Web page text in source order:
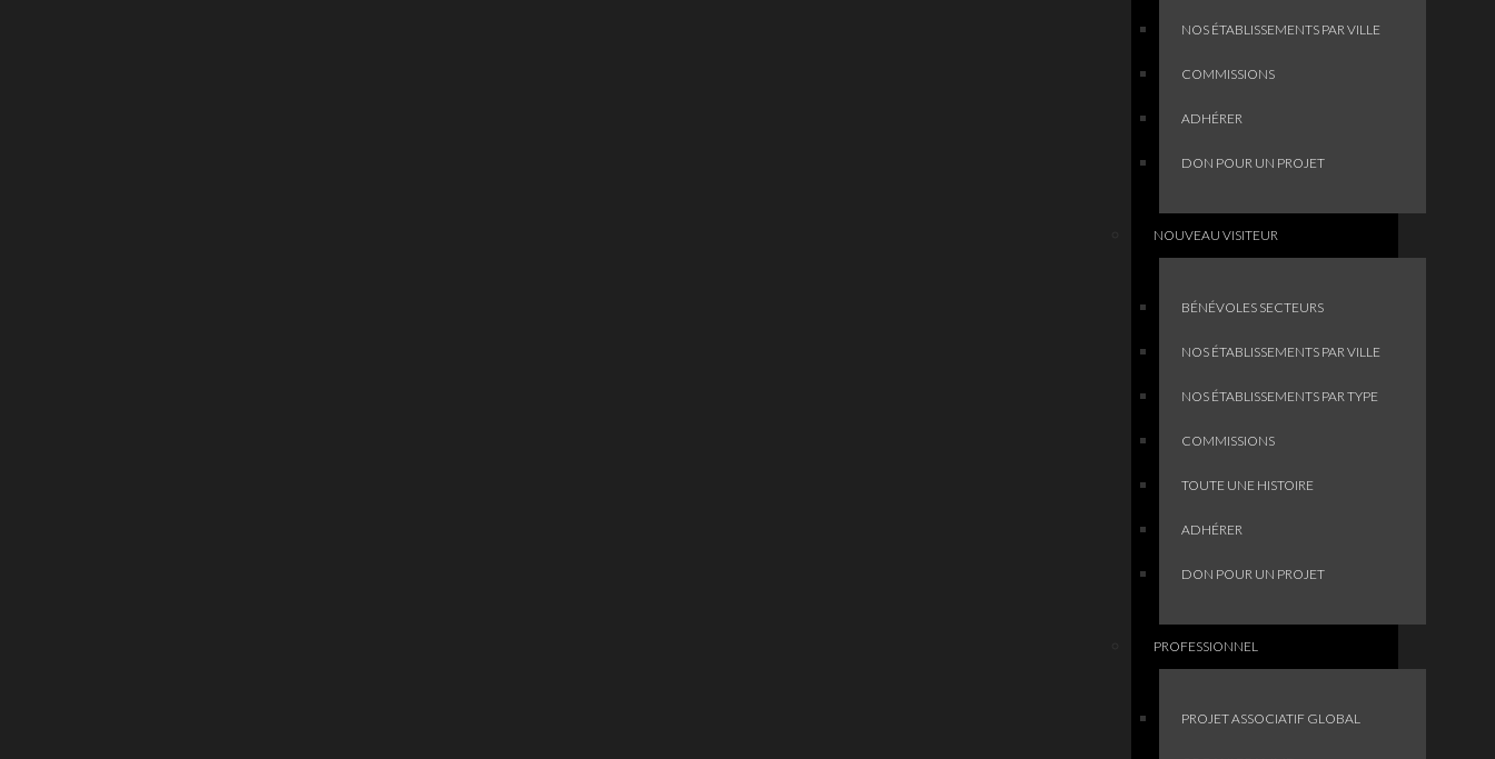
NOS ÉTABLISSEMENTS PAR VILLE
COMMISSIONS
ADHÉRER
DON POUR UN PROJET
NOUVEAU VISITEUR
BÉNÉVOLES SECTEURS
NOS ÉTABLISSEMENTS PAR VILLE
NOS ÉTABLISSEMENTS PAR TYPE
COMMISSIONS
TOUTE UNE HISTOIRE
ADHÉRER
DON POUR UN PROJET
PROFESSIONNEL
PROJET ASSOCIATIF GLOBAL